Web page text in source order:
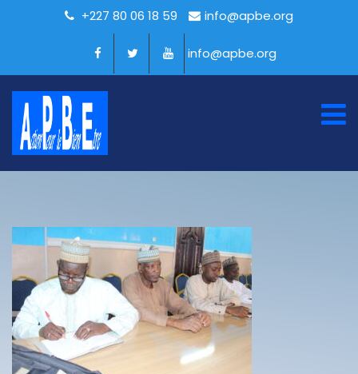
+227 80 06 18 59 info@apbe.org
info@apbe.org